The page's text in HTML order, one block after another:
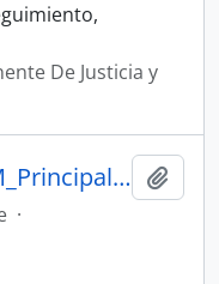
De Justicia y
002_An-Pacg-2025-0012-M_Principalizaciàn_06-07-25, Sesion 009 Justicia y Estructura del Estado
·